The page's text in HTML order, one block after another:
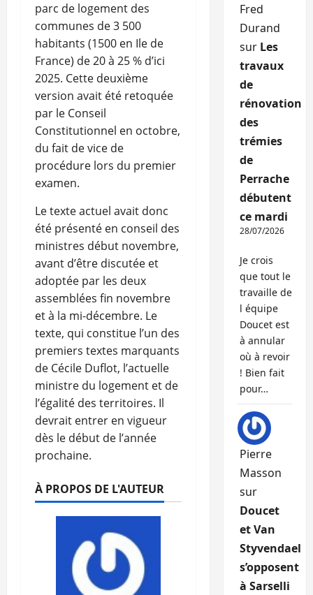
parc de logement des
communes de 3 500
habitants (1500 en Ile de
France) de 20 à 25 % d’ici
2025. Cette deuxième
version avait été retoquée
par le Conseil
Constitutionnel en octobre,
du fait de vice de
procédure lors du premier
examen.
Le texte actuel avait donc
été présenté en conseil des
ministres début novembre,
avant d’être discutée et
adoptée par les deux
assemblées fin novembre
et à la mi-décembre. Le
texte, qui constitue l’un des
premiers textes marquants
de Cécile Duflot, l’actuelle
ministre du logement et de
l’égalité des territoires. Il
devrait entrer en vigueur
dès le début de l’année
prochaine.
À PROPOS DE L'AUTEUR
Fred
Durand
sur Les
travaux
de
rénovation
des
trémies
de
Perrache
débutent
ce mardi
28/07/2026
Je crois
que tout le
travaille de
l équipe
Doucet est
à annular
où à revoir
! Bien fait
pour…
Pierre
Masson
sur
Doucet
et Van
Styvendael
s’opposent
à Sarselli